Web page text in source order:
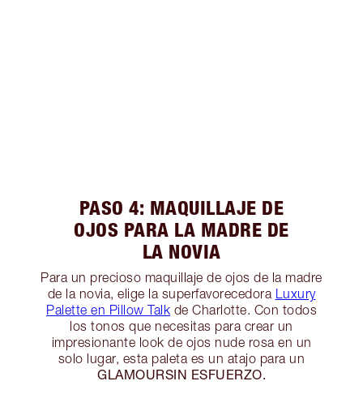
PASO 4: MAQUILLAJE DE
OJOS PARA LA MADRE DE
LA NOVIA
Para un precioso maquillaje de ojos de la madre
de la novia, elige la superfavorecedora Luxury
Palette en Pillow Talk de Charlotte. Con todos
los tonos que necesitas para crear un
impresionante look de ojos nude rosa en un
solo lugar, esta paleta es un atajo para un
GLAMOURSIN ESFUERZO.